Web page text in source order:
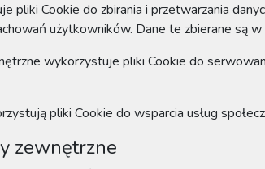
pliki Cookie do zbirania i przetwarzania
użytkowników. Dane te zbierane są w
wykorzystuje pliki Cookie do
pliki Cookie do wsparcia usług
zewnętrzne